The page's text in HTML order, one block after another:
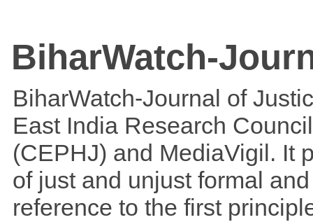
BiharWatch-
BiharWatch-Journal of
East India Research
(CEPHJ) and MediaVigil. It
of just and unjust formal
reference to the first